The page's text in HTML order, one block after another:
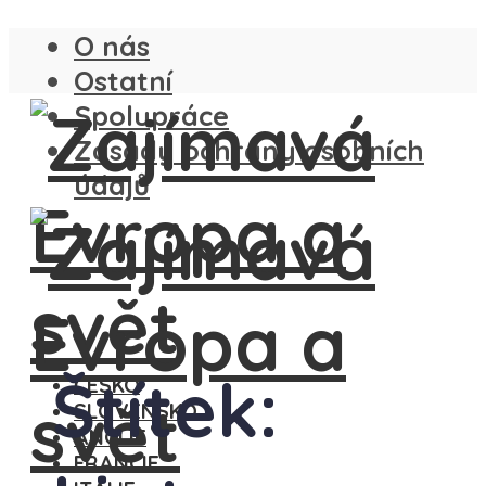
O nás
Ostatní
Spolupráce
Zásady ochrany osobních
údajů
ČESKO
SLOVENSKO
ANGLIE
FRANCIE
Štítek: